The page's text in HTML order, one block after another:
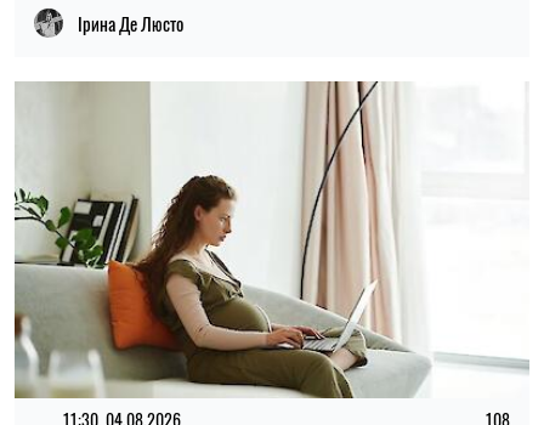
В Україні змінили порядок нарахування виплат на дітей: